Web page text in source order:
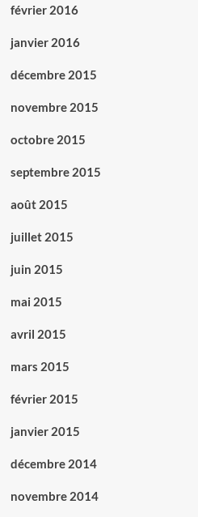
février 2016
janvier 2016
décembre 2015
novembre 2015
octobre 2015
septembre 2015
août 2015
juillet 2015
juin 2015
mai 2015
avril 2015
mars 2015
février 2015
janvier 2015
décembre 2014
novembre 2014